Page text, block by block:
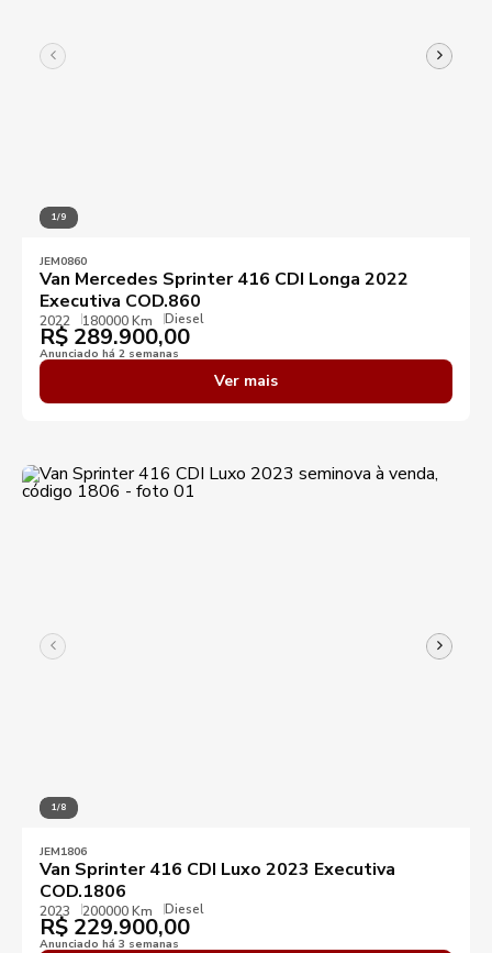
1/9
JEM0860
Van Mercedes Sprinter 416 CDI Longa 2022
Executiva COD.860
2022 180000 Km Diesel
R$ 289.900,00
Anunciado há 2 semanas
Ver mais
1/8
JEM1806
Van Sprinter 416 CDI Luxo 2023 Executiva
COD.1806
2023 200000 Km Diesel
R$ 229.900,00
Anunciado há 3 semanas